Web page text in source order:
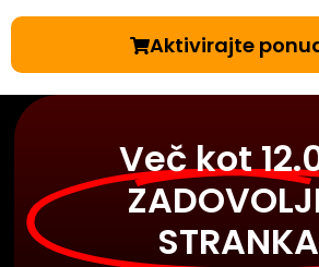
Aktivirajte
Več kot